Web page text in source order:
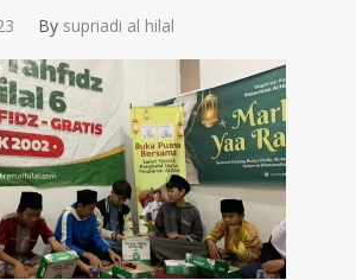
By supriadi al hilal